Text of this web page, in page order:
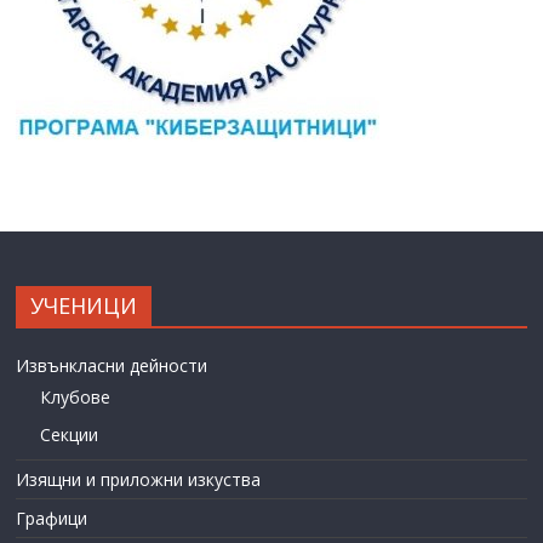
УЧЕНИЦИ
Извънкласни дейности
Клубове
Секции
Изящни и приложни изкуства
Графици